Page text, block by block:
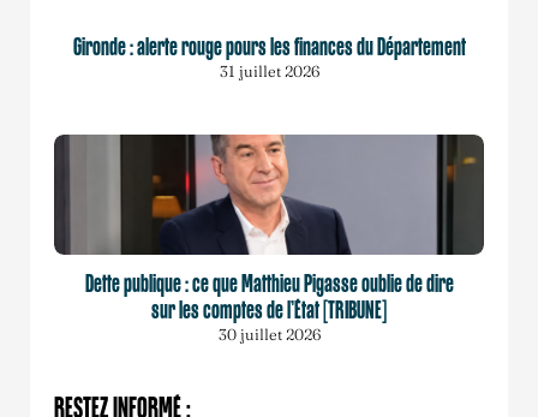
Gironde : alerte rouge pours les finances du Département
31 juillet 2026
Dette publique : ce que Matthieu Pigasse oublie de dire
sur les comptes de l’État [TRIBUNE]
30 juillet 2026
RESTEZ INFORMÉ :